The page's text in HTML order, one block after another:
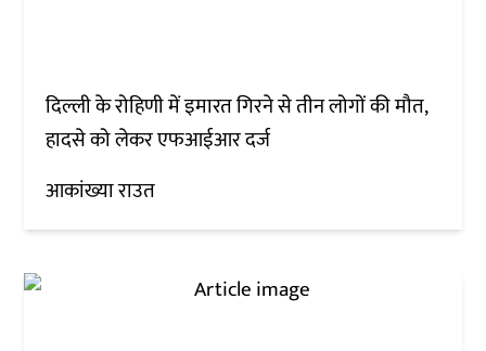
दिल्ली के रोहिणी में इमारत गिरने से तीन लोगों की मौत,
हादसे को लेकर एफआईआर दर्ज
आकांख्या राउत